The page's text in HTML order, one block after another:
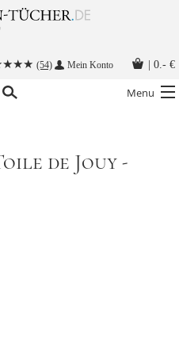
(54) Mein Konto 0.- €
Menu
de Jouy -